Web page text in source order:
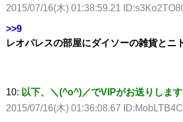
2015/07/16(木) 01:38:59.21
>>9
レオパレスの部屋にダイソーの雑貨とニ
10: 以下、＼(^o^)／でVIPがお送りします
2015/07/16(木) 01:36:08.67